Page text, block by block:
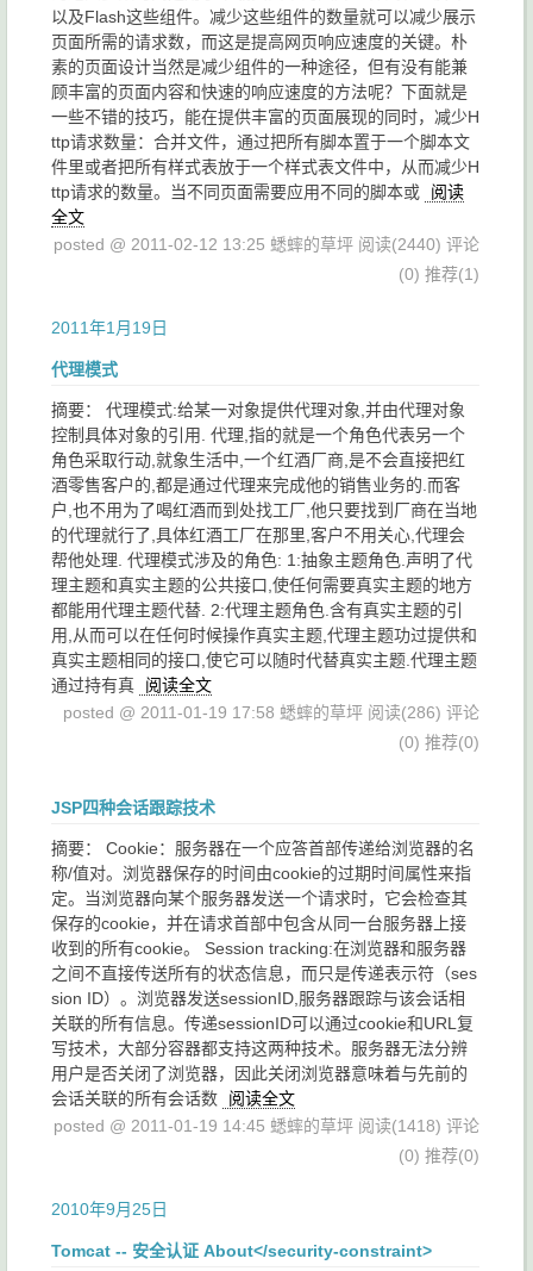
以及Flash这些组件。减少这些组件的数量就可以减少展示
页面所需的请求数，而这是提高网页响应速度的关键。朴
素的页面设计当然是减少组件的一种途径，但有没有能兼
顾丰富的页面内容和快速的响应速度的方法呢？下面就是
一些不错的技巧，能在提供丰富的页面展现的同时，减少H
ttp请求数量：合并文件，通过把所有脚本置于一个脚本文
件里或者把所有样式表放于一个样式表文件中，从而减少H
ttp请求的数量。当不同页面需要应用不同的脚本或
阅读
全文
posted @ 2011-02-12 13:25 蟋蟀的草坪 阅读(2440) 评论
(0) 推荐(1)
2011年1月19日
代理模式
摘要： 代理模式:给某一对象提供代理对象,并由代理对象
控制具体对象的引用. 代理,指的就是一个角色代表另一个
角色采取行动,就象生活中,一个红酒厂商,是不会直接把红
酒零售客户的,都是通过代理来完成他的销售业务的.而客
户,也不用为了喝红酒而到处找工厂,他只要找到厂商在当地
的代理就行了,具体红酒工厂在那里,客户不用关心,代理会
帮他处理. 代理模式涉及的角色: 1:抽象主题角色.声明了代
理主题和真实主题的公共接口,使任何需要真实主题的地方
都能用代理主题代替. 2:代理主题角色.含有真实主题的引
用,从而可以在任何时候操作真实主题,代理主题功过提供和
真实主题相同的接口,使它可以随时代替真实主题.代理主题
通过持有真
阅读全文
posted @ 2011-01-19 17:58 蟋蟀的草坪 阅读(286) 评论
(0) 推荐(0)
JSP四种会话跟踪技术
摘要： Cookie：服务器在一个应答首部传递给浏览器的名
称/值对。浏览器保存的时间由cookie的过期时间属性来指
定。当浏览器向某个服务器发送一个请求时，它会检查其
保存的cookie，并在请求首部中包含从同一台服务器上接
收到的所有cookie。 Session tracking:在浏览器和服务器
之间不直接传送所有的状态信息，而只是传递表示符（ses
sion ID）。浏览器发送sessionID,服务器跟踪与该会话相
关联的所有信息。传递sessionID可以通过cookie和URL复
写技术，大部分容器都支持这两种技术。服务器无法分辨
用户是否关闭了浏览器，因此关闭浏览器意味着与先前的
会话关联的所有会话数
阅读全文
posted @ 2011-01-19 14:45 蟋蟀的草坪 阅读(1418) 评论
(0) 推荐(0)
2010年9月25日
Tomcat -- 安全认证 About</security-constraint>